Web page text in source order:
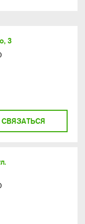
3
СВЯЗАТЬСЯ